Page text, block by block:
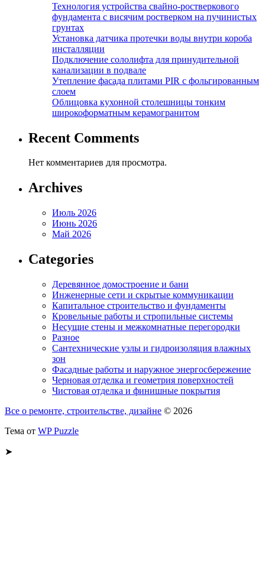
Технология устройства свайно-ростверкового
фундамента с висячим ростверком на пучинистых
грунтах
Установка датчика протечки воды внутри короба
инсталляции
Подключение сололифта для принудительной
канализации в подвале
Утепление фасада плитами PIR с фольгированным
слоем
Облицовка кухонной столешницы тонким
широкоформатным керамогранитом
Recent Comments
Нет комментариев для просмотра.
Archives
Июль 2026
Июнь 2026
Май 2026
Categories
Деревянное домостроение и бани
Инженерные сети и скрытые коммуникации
Капитальное строительство и фундаменты
Кровельные работы и стропильные системы
Несущие стены и межкомнатные перегородки
Разное
Сантехнические узлы и гидроизоляция влажных
зон
Фасадные работы и наружное энергосбережение
Черновая отделка и геометрия поверхностей
Чистовая отделка и финишные покрытия
Все о ремонте, строительстве, дизайне © 2026
Тема от WP Puzzle
➤